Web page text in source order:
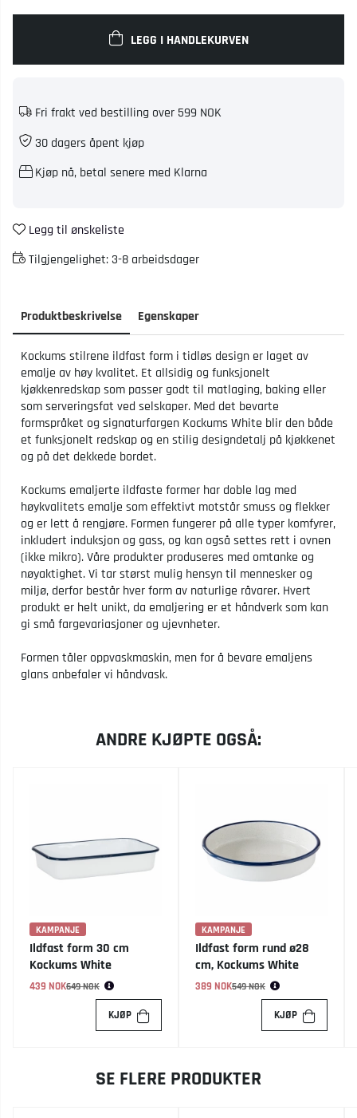
LEGG I HANDLEKURVEN
Fri frakt ved bestilling over 599 NOK
30 dagers åpent kjøp
Kjøp nå, betal senere med Klarna
Legg til ønskeliste
Tilgjengelighet:3-8 arbeidsdager
Produktbeskrivelse Egenskaper
Kockums stilrene ildfast form i tidløs design er laget av
emalje av høy kvalitet. Et allsidig og funksjonelt
kjøkkenredskap som passer godt til matlaging, baking eller
som serveringsfat ved selskaper. Med det bevarte
formspråket og signaturfargen Kockums White blir den både
et funksjonelt redskap og en stilig designdetalj på kjøkkenet
og på det dekkede bordet.
Kockums emaljerte ildfaste former har doble lag med
høykvalitets emalje som effektivt motstår smuss og flekker
og er lett å rengjøre. Formen fungerer på alle typer komfyrer,
inkludert induksjon og gass, og kan også settes rett i ovnen
(ikke mikro). Våre produkter produseres med omtanke og
nøyaktighet. Vi tar størst mulig hensyn til mennesker og
miljø, derfor består hver form av naturlige råvarer. Hvert
produkt er helt unikt, da emaljering er et håndverk som kan
gi små fargevariasjoner og ujevnheter.
Formen tåler oppvaskmaskin, men for å bevare emaljens
glans anbefaler vi håndvask.
ANDRE KJØPTE OGSÅ:
KAMPANJE
Ildfast form 30 cm
Kockums White
439 NOK
Vanlig pris:649 NOK
KJØP
KAMPANJE
Ildfast form rund ø28
cm, Kockums White
389 NOK
Vanlig pris:549 NOK
KJØP
SE FLERE PRODUKTER